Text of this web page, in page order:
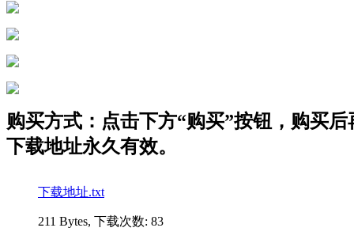
购买方式：点击下方“购买”按钮，购买
下载地址永久有效。
下载地址.txt
211 Bytes, 下载次数: 83